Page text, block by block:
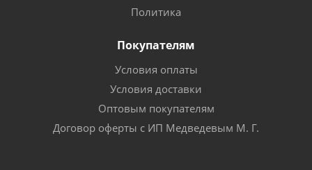
Политика
Покупателям
Условия оплаты
Условия доставки
Оптовым покупателям
Договор оферты с ИП Медведевым М. Г.